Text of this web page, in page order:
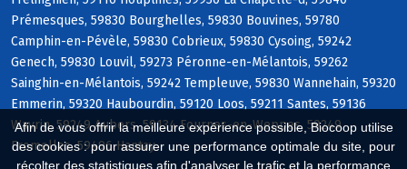
Afin de vous offrir la meilleure expérience possible, Biocoop utilise
des cookies : pour assurer une performance optimale du site, pour
récolter des statistiques afin d'analyser le trafic et la performance
Prémesques, 59830 Bourghelles, 59830 Bouvines, 59780
Camphin-en-Pévèle, 59830 Cobrieux, 59830 Cysoing, 59242
Genech, 59830 Louvil, 59273 Péronne-en-Mélantois, 59262
Sainghin-en-Mélantois, 59242 Templeuve, 59830 Wannehain, 59320
Emmerin, 59320 Haubourdin, 59120 Loos, 59211 Santes, 59136
Wavrin, 59249 Aubers, 59134 Fournes-en-Weppes, 59249
Fromelles, 59496 Hantay